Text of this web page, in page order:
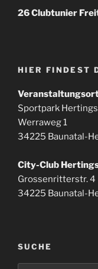
Beitrag
26 Clubtunier
HIER FINDEST
Sportpark
Werraweg 1
34225 Baunatal-
City-Club
Grossenritterstr. 4
34225 Baunatal-
SUCHE